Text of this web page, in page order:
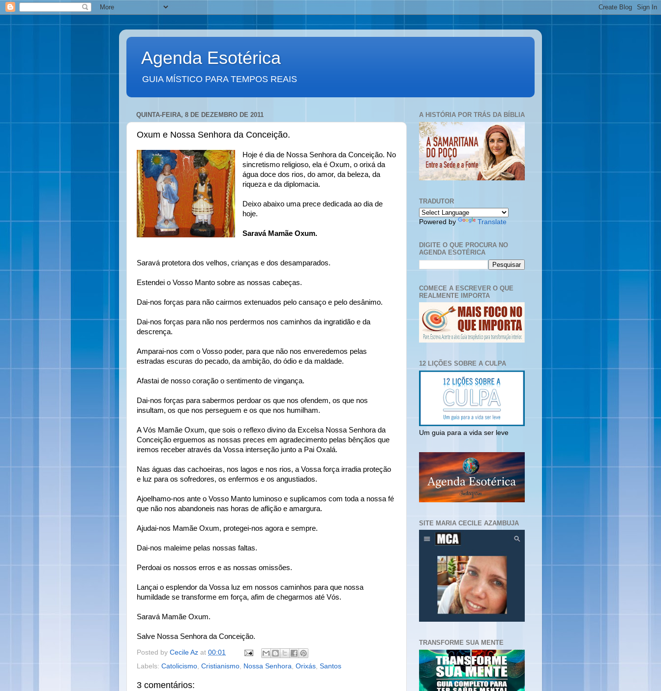
Agenda Esotérica
GUIA MÍSTICO PARA TEMPOS REAIS
QUINTA-FEIRA, 8 DE DEZEMBRO DE 2011
Oxum e Nossa Senhora da Conceição.
Hoje é dia de Nossa Senhora da Conceição. No
sincretismo religioso, ela é Oxum, o orixá da
água doce dos rios, do amor, da beleza, da
riqueza e da diplomacia.
Deixo abaixo uma prece dedicada ao dia de
hoje.
Saravá Mamãe Oxum.
Saravá protetora dos velhos, crianças e dos desamparados.
Estendei o Vosso Manto sobre as nossas cabeças.
Dai-nos forças para não cairmos extenuados pelo cansaço e pelo desânimo.
Dai-nos forças para não nos perdermos nos caminhos da ingratidão e da
descrença.
Amparai-nos com o Vosso poder, para que não nos enveredemos pelas
estradas escuras do pecado, da ambição, do ódio e da maldade.
Afastai de nosso coração o sentimento de vingança.
Dai-nos forças para sabermos perdoar os que nos ofendem, os que nos
insultam, os que nos perseguem e os que nos humilham.
A Vós Mamãe Oxum, que sois o reflexo divino da Excelsa Nossa Senhora da
Conceição erguemos as nossas preces em agradecimento pelas bênçãos que
iremos receber através da Vossa interseção junto a Pai Oxalá.
Nas águas das cachoeiras, nos lagos e nos rios, a Vossa força irradia proteção
e luz para os sofredores, os enfermos e os angustiados.
Ajoelhamo-nos ante o Vosso Manto luminoso e suplicamos com toda a nossa fé
que não nos abandoneis nas horas de aflição e amargura.
Ajudai-nos Mamãe Oxum, protegei-nos agora e sempre.
Dai-nos maleime pelas nossas faltas.
Perdoai os nossos erros e as nossas omissões.
Lançai o esplendor da Vossa luz em nossos caminhos para que nossa
humildade se transforme em força, afim de chegarmos até Vós.
Saravá Mamãe Oxum.
Salve Nossa Senhora da Conceição.
Posted by Cecile Az at 00:01
Labels: Catolicismo Cristianismo Nossa Senhora Orixás Santos
3 comentários:
A HISTÓRIA POR TRÁS DA BÍBLIA
TRADUTOR
Powered by Translate
DIGITE O QUE PROCURA NO
AGENDA ESOTÉRICA
COMECE A ESCREVER O QUE
REALMENTE IMPORTA
12 LIÇÕES SOBRE A CULPA
Um guia para a vida ser leve
SITE MARIA CECILE AZAMBUJA
TRANSFORME SUA MENTE